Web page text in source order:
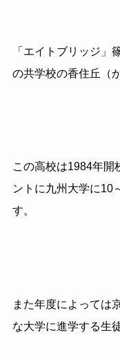
「エイトブリッジ」
の共学校の香住丘（
この高校は1984年開
ントに九州大学に10
す。
また年度によっては
な大学に進学する生